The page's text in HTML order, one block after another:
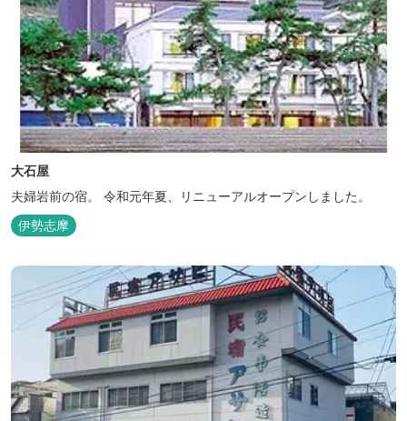
大石屋
夫婦岩前の宿。 令和元年夏、リニューアルオープンしました。
伊勢志摩